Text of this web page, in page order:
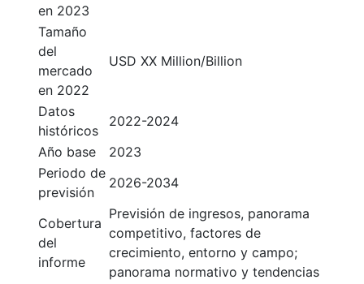
en 2023
Tamaño
del
mercado
en 2022
USD XX Million/Billion
Datos
históricos
2022-2024
Año base
2023
Periodo de
previsión
2026-2034
Cobertura
del
informe
Previsión de ingresos, panorama
competitivo, factores de
crecimiento, entorno y campo;
panorama normativo y tendencias